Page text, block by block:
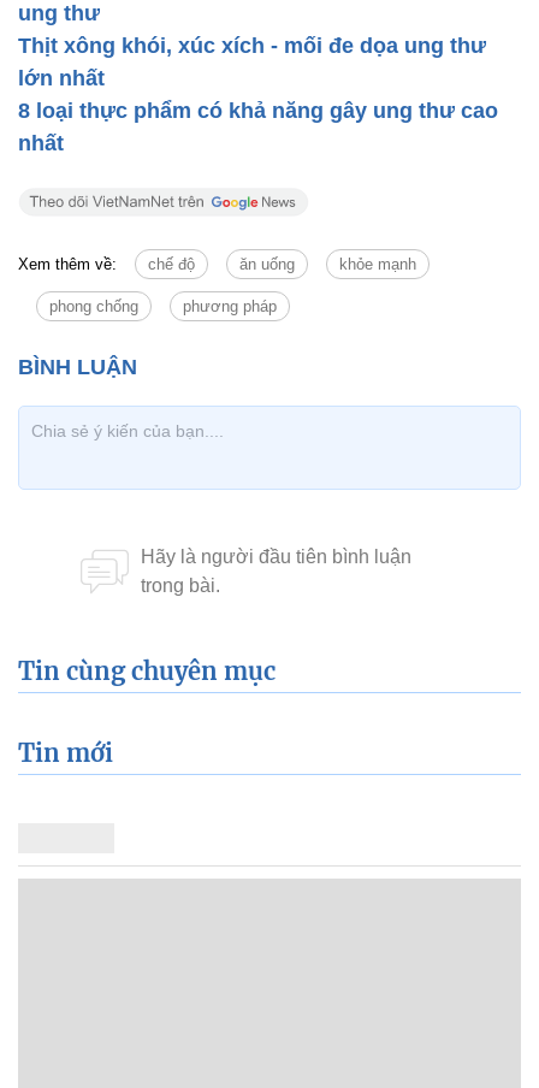
ung thư
Thịt xông khói, xúc xích - mối đe dọa ung thư
lớn nhất
8 loại thực phẩm có khả năng gây ung thư cao
nhất
Xem thêm về: chế độ ăn uống khỏe mạnh
phong chống phương pháp
Tin cùng chuyên mục
Tin mới